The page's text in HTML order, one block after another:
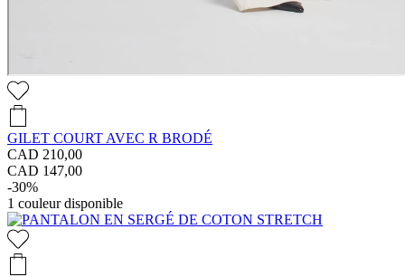
GILET COURT AVEC R BRODÉ
CAD 210,00
CAD 147,00
-30%
1 couleur disponible